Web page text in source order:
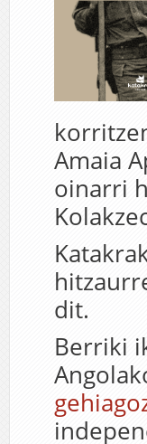
Amaia
oinarri
dit.
Berriki